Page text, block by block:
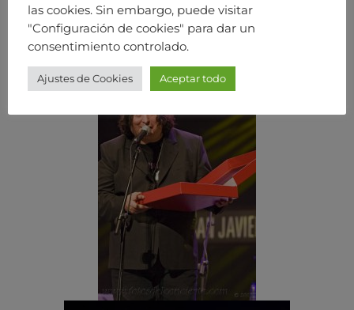
las cookies. Sin embargo, puede visitar
"Configuración de cookies" para dar un
consentimiento controlado.
Ajustes de Cookies Aceptar todo